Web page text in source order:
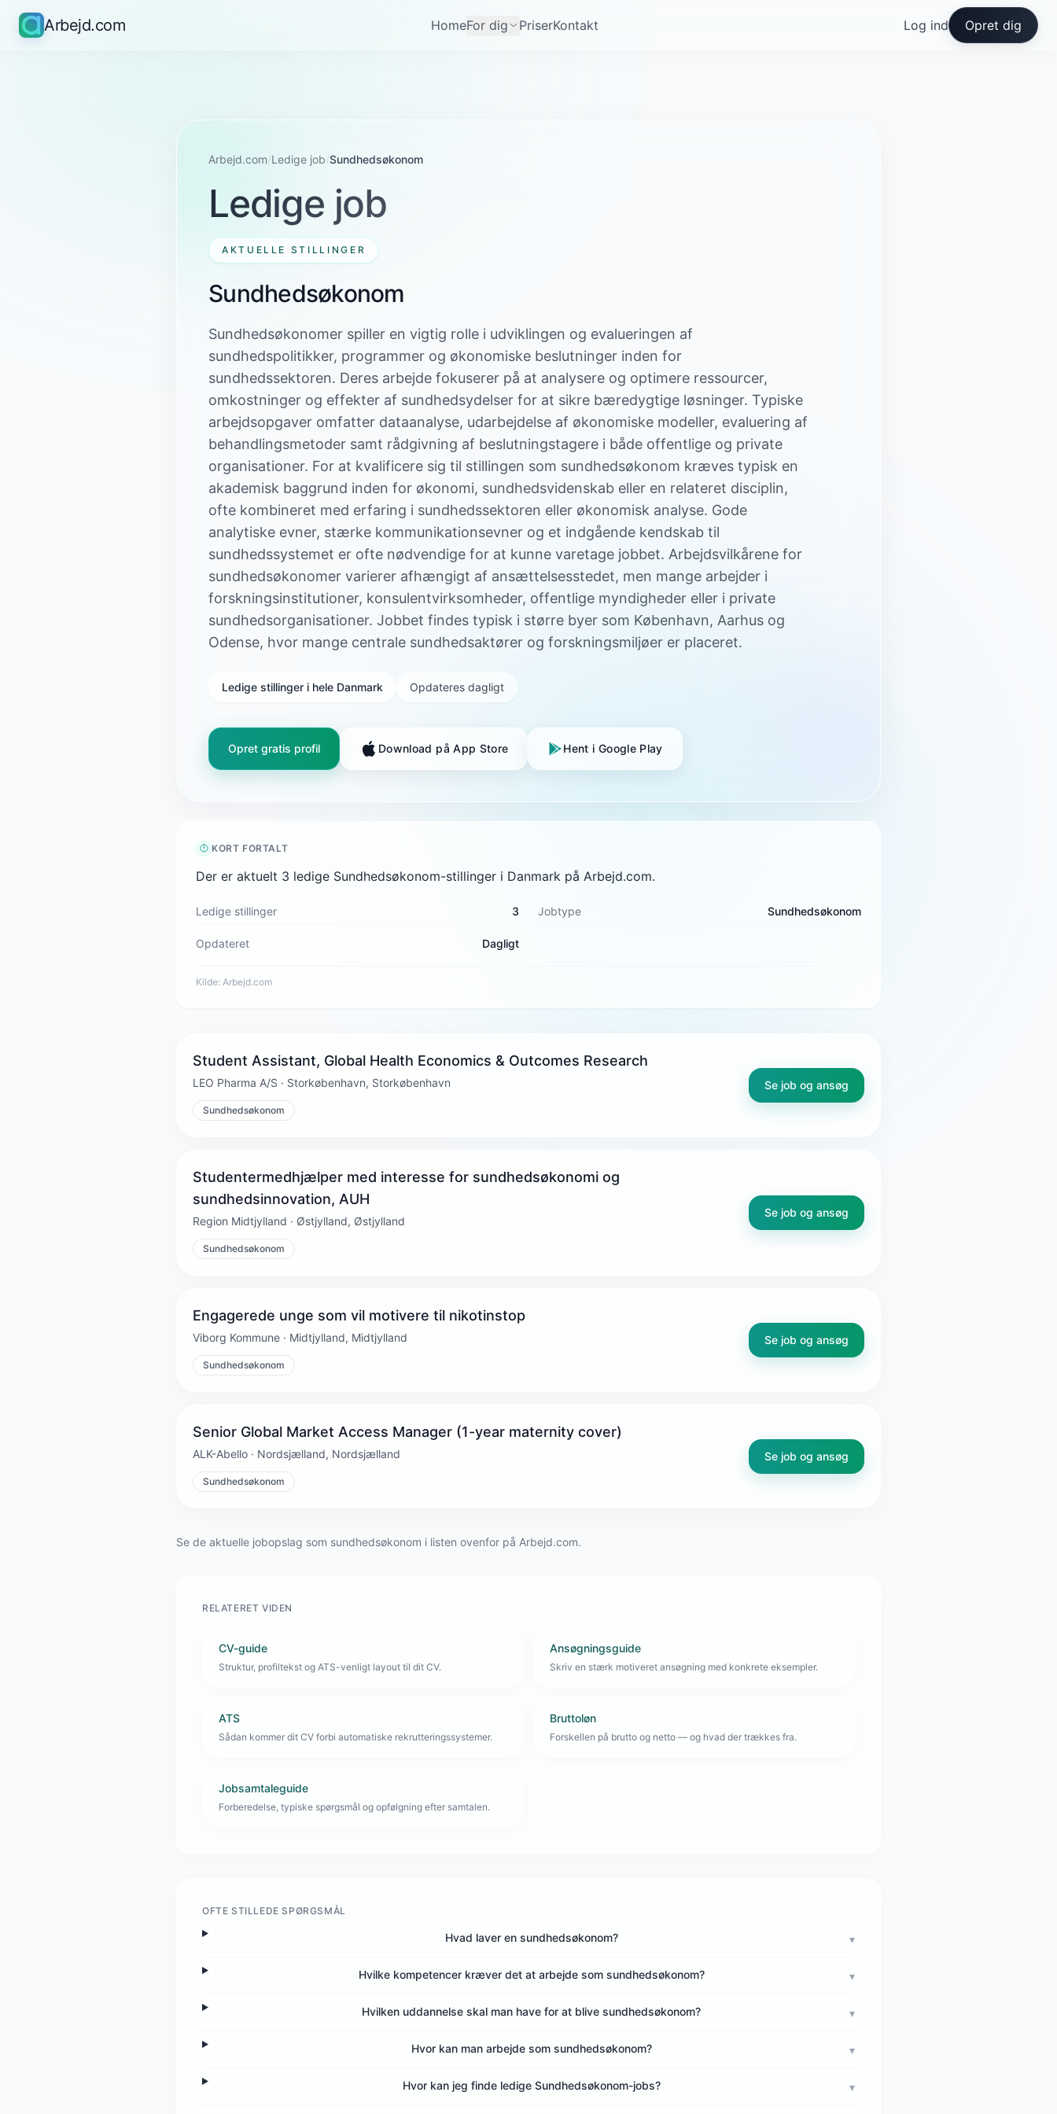
Arbejd.com HomeFor dig PriserKontakt Log ind Opret dig
Arbejd.com/Ledige job/Sundhedsøkonom
Ledige job
AKTUELLE STILLINGER
Sundhedsøkonom
Sundhedsøkonomer spiller en vigtig rolle i udviklingen og evalueringen af
sundhedspolitikker, programmer og økonomiske beslutninger inden for
sundhedssektoren. Deres arbejde fokuserer på at analysere og optimere ressourcer,
omkostninger og effekter af sundhedsydelser for at sikre bæredygtige løsninger. Typiske
arbejdsopgaver omfatter dataanalyse, udarbejdelse af økonomiske modeller, evaluering af
behandlingsmetoder samt rådgivning af beslutningstagere i både offentlige og private
organisationer. For at kvalificere sig til stillingen som sundhedsøkonom kræves typisk en
akademisk baggrund inden for økonomi, sundhedsvidenskab eller en relateret disciplin,
ofte kombineret med erfaring i sundhedssektoren eller økonomisk analyse. Gode
analytiske evner, stærke kommunikationsevner og et indgående kendskab til
sundhedssystemet er ofte nødvendige for at kunne varetage jobbet. Arbejdsvilkårene for
sundhedsøkonomer varierer afhængigt af ansættelsesstedet, men mange arbejder i
forskningsinstitutioner, konsulentvirksomheder, offentlige myndigheder eller i private
sundhedsorganisationer. Jobbet findes typisk i større byer som København, Aarhus og
Odense, hvor mange centrale sundhedsaktører og forskningsmiljøer er placeret.
Ledige stillinger i hele Danmark Opdateres dagligt
Opret gratis profil Download på App Store Hent i Google Play
KORT FORTALT
Der er aktuelt 3 ledige Sundhedsøkonom-stillinger i Danmark på Arbejd.com.
Ledige stillinger 3 Jobtype Sundhedsøkonom
Opdateret Dagligt
Kilde: Arbejd.com
Student Assistant, Global Health Economics & Outcomes Research
LEO Pharma A/S · Storkøbenhavn, Storkøbenhavn
Sundhedsøkonom
Se job og ansøg
Studentermedhjælper med interesse for sundhedsøkonomi og
sundhedsinnovation, AUH
Region Midtjylland · Østjylland, Østjylland
Sundhedsøkonom
Se job og ansøg
Engagerede unge som vil motivere til nikotinstop
Viborg Kommune · Midtjylland, Midtjylland
Sundhedsøkonom
Se job og ansøg
Senior Global Market Access Manager (1-year maternity cover)
ALK-Abello · Nordsjælland, Nordsjælland
Sundhedsøkonom
Se job og ansøg
Se de aktuelle jobopslag som sundhedsøkonom i listen ovenfor på Arbejd.com.
RELATERET VIDEN
CV-guide
Struktur, profiltekst og ATS-venligt layout til dit CV.
Ansøgningsguide
Skriv en stærk motiveret ansøgning med konkrete eksempler.
ATS
Sådan kommer dit CV forbi automatiske rekrutteringssystemer.
Bruttoløn
Forskellen på brutto og netto — og hvad der trækkes fra.
Jobsamtaleguide
Forberedelse, typiske spørgsmål og opfølgning efter samtalen.
OFTE STILLEDE SPØRGSMÅL
Hvad laver en sundhedsøkonom? ▾
Hvilke kompetencer kræver det at arbejde som sundhedsøkonom? ▾
Hvilken uddannelse skal man have for at blive sundhedsøkonom? ▾
Hvor kan man arbejde som sundhedsøkonom? ▾
Hvor kan jeg finde ledige Sundhedsøkonom-jobs? ▾